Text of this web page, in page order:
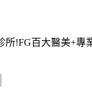
所!FG百大醫美+